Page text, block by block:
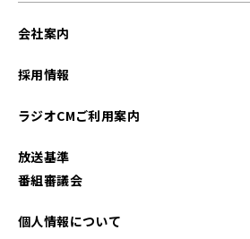
会社案内
採用情報
ラジオCMご利用案内
放送基準
番組審議会
個人情報について